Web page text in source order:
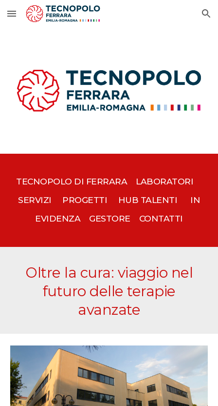
Skip to main content Skip to navigation
TECNOPOLO DI FERRARA
LABORATORI
SERVIZI
PROGETTI HUB TALENTI
IN
EVIDENZA
GESTORE CONTATTI
Oltre la cura: viaggio nel
futuro delle terapie
avanzate